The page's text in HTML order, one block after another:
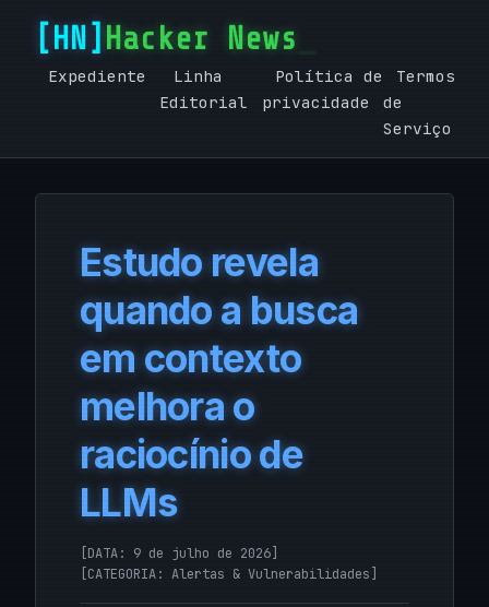
Hacker News
Expediente
Linha
Editorial
Política de
privacidade
Termos
de
Serviço
Estudo revela
quando a busca
em contexto
melhora o
raciocínio de
LLMs
[DATA: 9 de julho de 2026]
[CATEGORIA: Alertas & Vulnerabilidades]